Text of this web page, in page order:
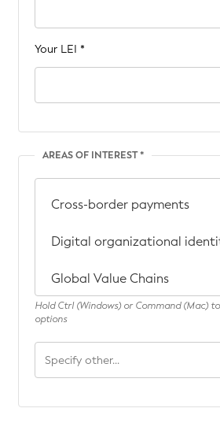
Your LEI *
AREAS OF INTEREST *
Hold Ctrl (Windows) or Command (Mac)
options